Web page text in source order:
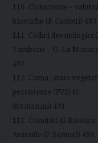
110. Clonazione –
bioetiche (P. Carlotti) 483
111. Codici deontologici
Tambone – G. La
487
112. Coma / stato
persistente (PVS) (S.
Montanini) 491
113. Comitati di Bioetica
Animale (P. Santori) 496